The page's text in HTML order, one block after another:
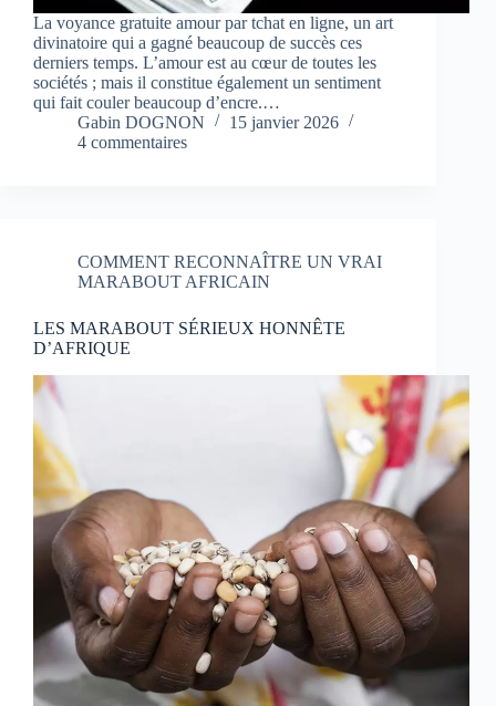
La voyance gratuite amour par tchat en ligne, un art
divinatoire qui a gagné beaucoup de succès ces
derniers temps. L’amour est au cœur de toutes les
sociétés ; mais il constitue également un sentiment
qui fait couler beaucoup d’encre.…
Gabin DOGNON
15 janvier 2026
4 commentaires
COMMENT RECONNAÎTRE UN VRAI
MARABOUT AFRICAIN
LES MARABOUT SÉRIEUX HONNÊTE
D’AFRIQUE